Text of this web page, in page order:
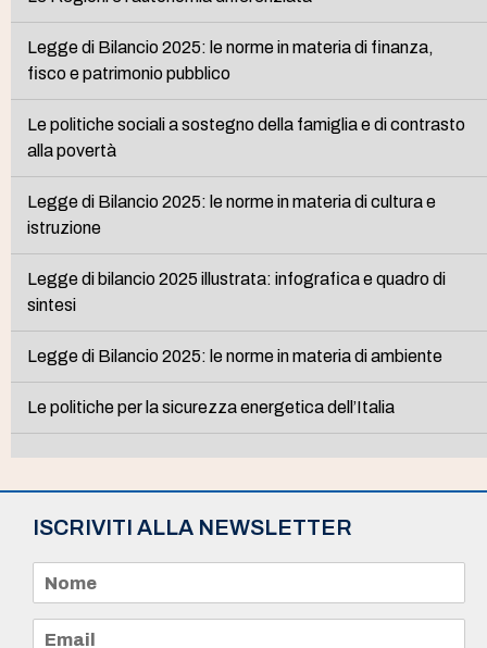
Legge di Bilancio 2025: le norme in materia di finanza,
fisco e patrimonio pubblico
Le politiche sociali a sostegno della famiglia e di contrasto
alla povertà
Legge di Bilancio 2025: le norme in materia di cultura e
istruzione
Legge di bilancio 2025 illustrata: infografica e quadro di
sintesi
Legge di Bilancio 2025: le norme in materia di ambiente
Le politiche per la sicurezza energetica dell’Italia
ISCRIVITI ALLA NEWSLETTER
m
e